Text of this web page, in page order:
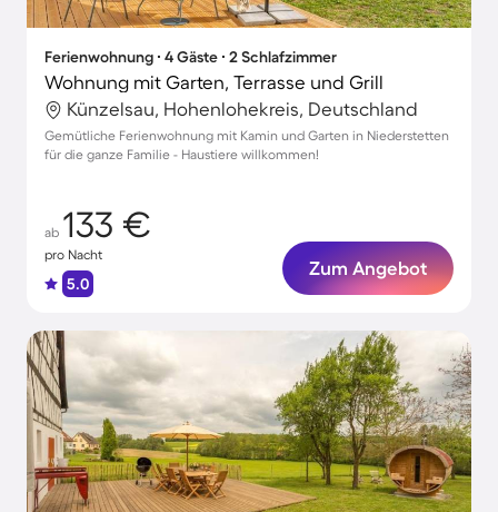
Ferienwohnung ∙ 4 Gäste ∙ 2 Schlafzimmer
Wohnung mit Garten, Terrasse und Grill
Künzelsau, Hohenlohekreis, Deutschland
Gemütliche Ferienwohnung mit Kamin und Garten in Niederstetten
für die ganze Familie - Haustiere willkommen!
ab 133 €
pro Nacht
5.0
Zum Angebot